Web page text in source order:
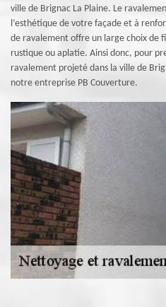
ville de Brignac La Plaine. Le
l’esthétique de votre façade et à
de ravalement offre un large choix de
rustique ou aplatie. Ainsi donc, pour
ravalement projeté dans la ville de
notre entreprise PB Couverture.